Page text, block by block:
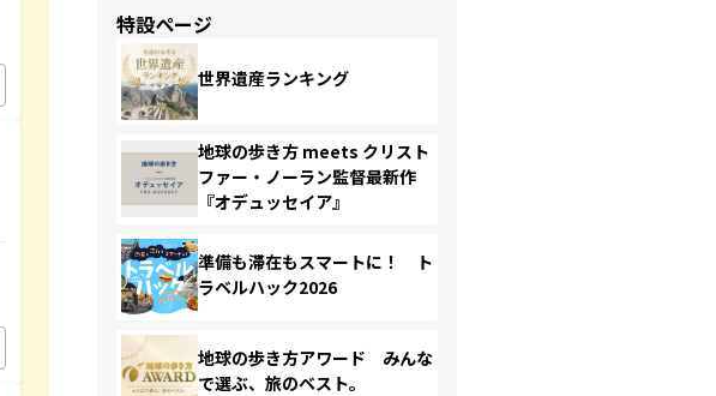
特設ページ
世界遺産ランキング
地球の歩き方 meets クリスト
ファー・ノーラン監督最新作
『オデュッセイア』
準備も滞在もスマートに！ ト
ラベルハック2026
地球の歩き方アワード みんな
で選ぶ、旅のベスト。